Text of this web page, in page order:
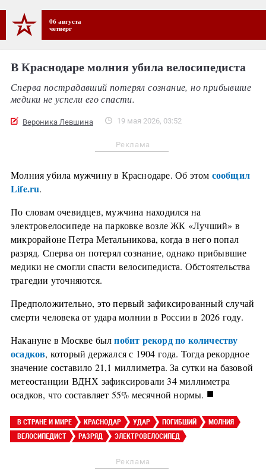
06 августа
четверг
В Краснодаре молния убила велосипедиста
Сперва пострадавший потерял сознание, но прибывшие
медики не успели его спасти.
Вероника Левшина 19 мая 2026, 03:52
Реклама
Молния убила мужчину в Краснодаре. Об этом сообщил
Life.ru.
По словам очевидцев, мужчина находился на
электровелосипеде на парковке возле ЖК «Лучший» в
микрорайоне Петра Метальникова, когда в него попал
разряд. Сперва он потерял сознание, однако прибывшие
медики не смогли спасти велосипедиста. Обстоятельства
трагедии уточняются.
Предположительно, это первый зафиксированный случай
смерти человека от удара молнии в России в 2026 году.
Накануне в Москве былпобит рекорд по количеству
осадков, который держался с 1904 года. Тогда рекордное
значение составило 21,1 миллиметра. За сутки на базовой
метеостанции ВДНХ зафиксировали 34 миллиметра
осадков, что составляет 55% месячной нормы. ■
В СТРАНЕ И МИРЕ КРАСНОДАР УДАР ПОГИБШИЙ
МОЛНИЯ
ВЕЛОСИПЕДИСТ
РАЗРЯД ЭЛЕКТРОВЕЛОСИПЕД
Реклама